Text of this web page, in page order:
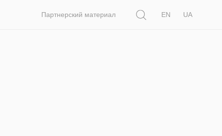
Партнерский материал
EN
UA